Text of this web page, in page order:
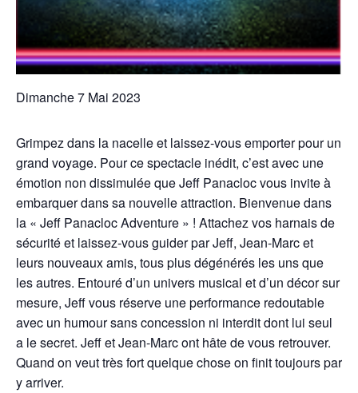
Dimanche 7 Mai 2023
Grimpez dans la nacelle et laissez-vous emporter pour un
grand voyage. Pour ce spectacle inédit, c’est avec une
émotion non dissimulée que Jeff Panacloc vous invite à
embarquer dans sa nouvelle attraction. Bienvenue dans
la « Jeff Panacloc Adventure » ! Attachez vos harnais de
sécurité et laissez-vous guider par Jeff, Jean-Marc et
leurs nouveaux amis, tous plus dégénérés les uns que
les autres. Entouré d’un univers musical et d’un décor sur
mesure, Jeff vous réserve une performance redoutable
avec un humour sans concession ni interdit dont lui seul
a le secret. Jeff et Jean-Marc ont hâte de vous retrouver.
Quand on veut très fort quelque chose on finit toujours par
y arriver.